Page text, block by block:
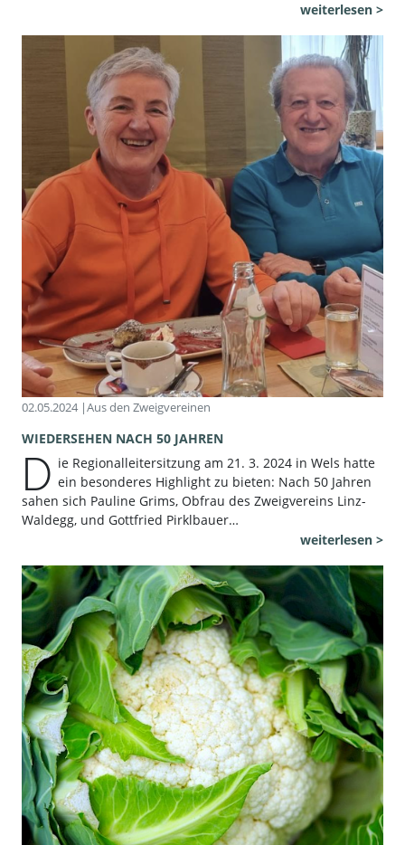
weiterlesen >
02.05.2024 |Aus den Zweigvereinen
WIEDERSEHEN NACH 50 JAHREN
D ie Regionalleitersitzung am 21. 3. 2024 in Wels hatte
ein besonderes Highlight zu bieten: Nach 50 Jahren
sahen sich Pauline Grims, Obfrau des Zweigvereins Linz-
Waldegg, und Gottfried Pirklbauer…
weiterlesen >